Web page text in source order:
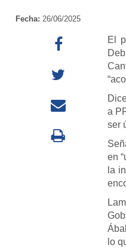
Fecha: 26/06/2025
El
a
ser
en
la
lo